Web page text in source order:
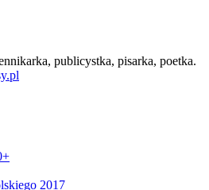
publicystka, pisarka, poetka.
2017